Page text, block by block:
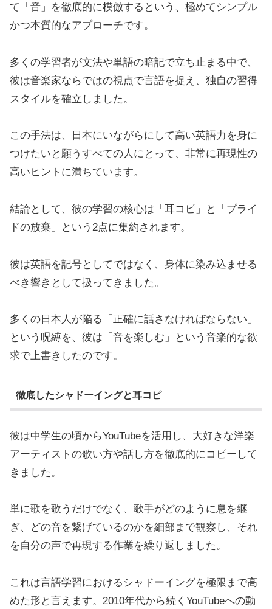
て「音」を徹底的に模倣するという、極めてシンプル
かつ本質的なアプローチです。
多くの学習者が文法や単語の暗記で立ち止まる中で、
彼は音楽家ならではの視点で言語を捉え、独自の習得
スタイルを確立しました。
この手法は、日本にいながらにして高い英語力を身に
つけたいと願うすべての人にとって、非常に再現性の
高いヒントに満ちています。
結論として、彼の学習の核心は「耳コピ」と「プライ
ドの放棄」という2点に集約されます。
彼は英語を記号としてではなく、身体に染み込ませる
べき響きとして扱ってきました。
多くの日本人が陥る「正確に話さなければならない」
という呪縛を、彼は「音を楽しむ」という音楽的な欲
求で上書きしたのです。
徹底したシャドーイングと耳コピ
彼は中学生の頃からYouTubeを活用し、大好きな洋楽
アーティストの歌い方や話し方を徹底的にコピーして
きました。
単に歌を歌うだけでなく、歌手がどのように息を継
ぎ、どの音を繋げているのかを細部まで観察し、それ
を自分の声で再現する作業を繰り返しました。
これは言語学習におけるシャドーイングを極限まで高
めた形と言えます。2010年代から続くYouTubeへの動